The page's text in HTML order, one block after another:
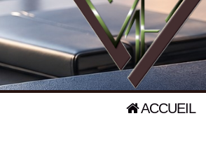
ACCUEIL